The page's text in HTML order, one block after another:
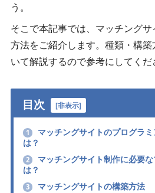
う。
そこで本記事では、マッチング
方法をご紹介します。種類・構
いて解説するので参考にしてくだ
目次 [非表示]
1
マッチングサイトのプログラ
は？
2
マッチングサイト制作に必要
は？
3 マッチングサイトの構築方法